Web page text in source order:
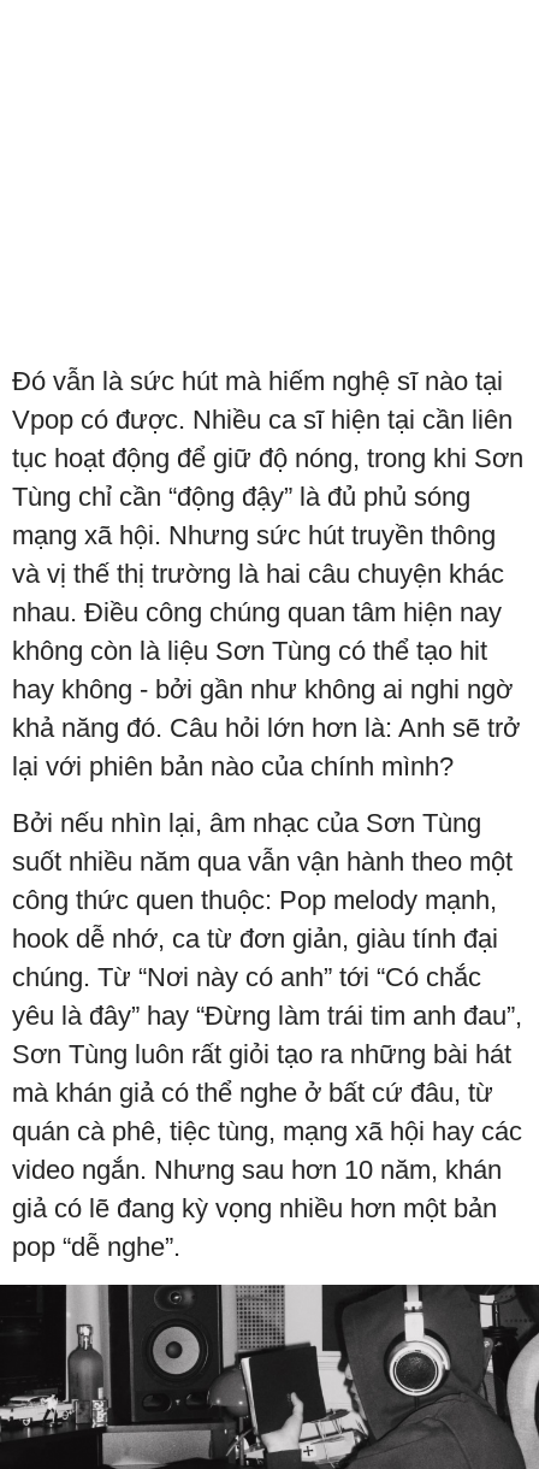
Đó vẫn là sức hút mà hiếm nghệ sĩ nào tại
Vpop có được. Nhiều ca sĩ hiện tại cần liên
tục hoạt động để giữ độ nóng, trong khi Sơn
Tùng chỉ cần “động đậy” là đủ phủ sóng
mạng xã hội. Nhưng sức hút truyền thông
và vị thế thị trường là hai câu chuyện khác
nhau. Điều công chúng quan tâm hiện nay
không còn là liệu Sơn Tùng có thể tạo hit
hay không - bởi gần như không ai nghi ngờ
khả năng đó. Câu hỏi lớn hơn là: Anh sẽ trở
lại với phiên bản nào của chính mình?
Bởi nếu nhìn lại, âm nhạc của Sơn Tùng
suốt nhiều năm qua vẫn vận hành theo một
công thức quen thuộc: Pop melody mạnh,
hook dễ nhớ, ca từ đơn giản, giàu tính đại
chúng. Từ “Nơi này có anh” tới “Có chắc
yêu là đây” hay “Đừng làm trái tim anh đau”,
Sơn Tùng luôn rất giỏi tạo ra những bài hát
mà khán giả có thể nghe ở bất cứ đâu, từ
quán cà phê, tiệc tùng, mạng xã hội hay các
video ngắn. Nhưng sau hơn 10 năm, khán
giả có lẽ đang kỳ vọng nhiều hơn một bản
pop “dễ nghe”.